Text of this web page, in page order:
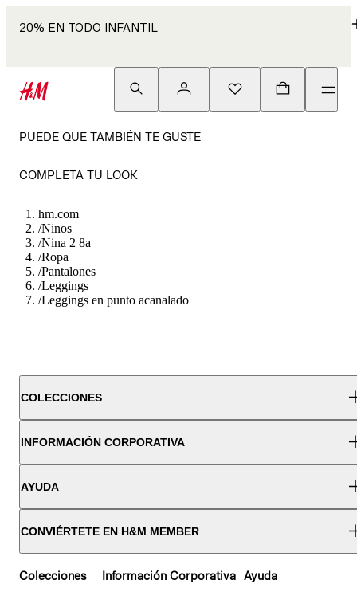
20% EN TODO INFANTIL
PUEDE QUE TAMBIÉN TE GUSTE
COMPLETA TU LOOK
hm.com
/Ninos
/Nina 2 8a
/Ropa
/Pantalones
/Leggings
/Leggings en punto acanalado
COLECCIONES
INFORMACIÓN CORPORATIVA
AYUDA
CONVIÉRTETE EN H&M MEMBER
Colecciones Información Corporativa Ayuda